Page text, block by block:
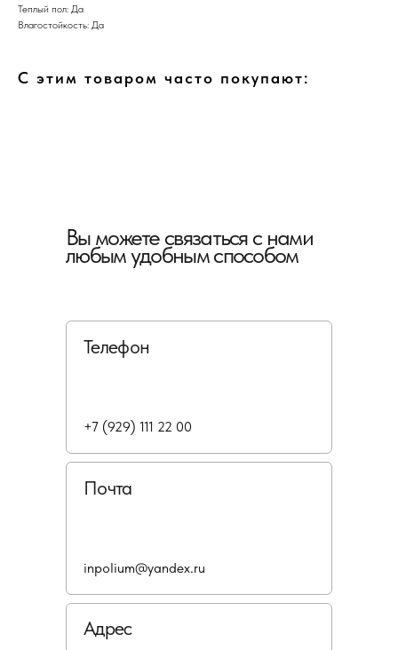
Теплый пол: Да
Влагостойкость: Да
С этим товаром часто покупают:
Вы можете связаться с нами
любым удобным способом
Телефон
Почта
Адрес
+7 (929) 111 22 00
inpolium@yandex.ru